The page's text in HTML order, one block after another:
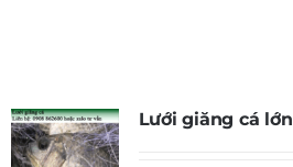
Lưới giăng cá lớn